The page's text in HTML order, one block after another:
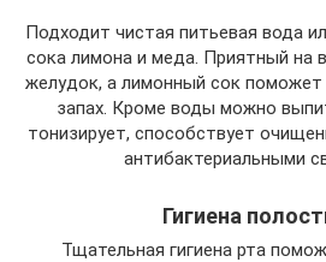
Подходит чистая питьевая вода
сока лимона и меда. Приятный на
желудок, а лимонный сок поможет
запах. Кроме воды можно
тонизирует, способствует
антибактериальными
Гигиена
Тщательная гигиена рта